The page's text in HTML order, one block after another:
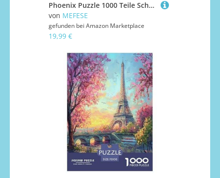
Phoenix Puzzle 1000 Teile Schwer Puzzle Spielzeug Lernspiel Impossible Herausforderungsspielzeug Für Erwachsene Und Kinder in Bewährter 70x50cm/1000pcs
von MEFESE
gefunden bei Amazon Marketplace
19,99 €